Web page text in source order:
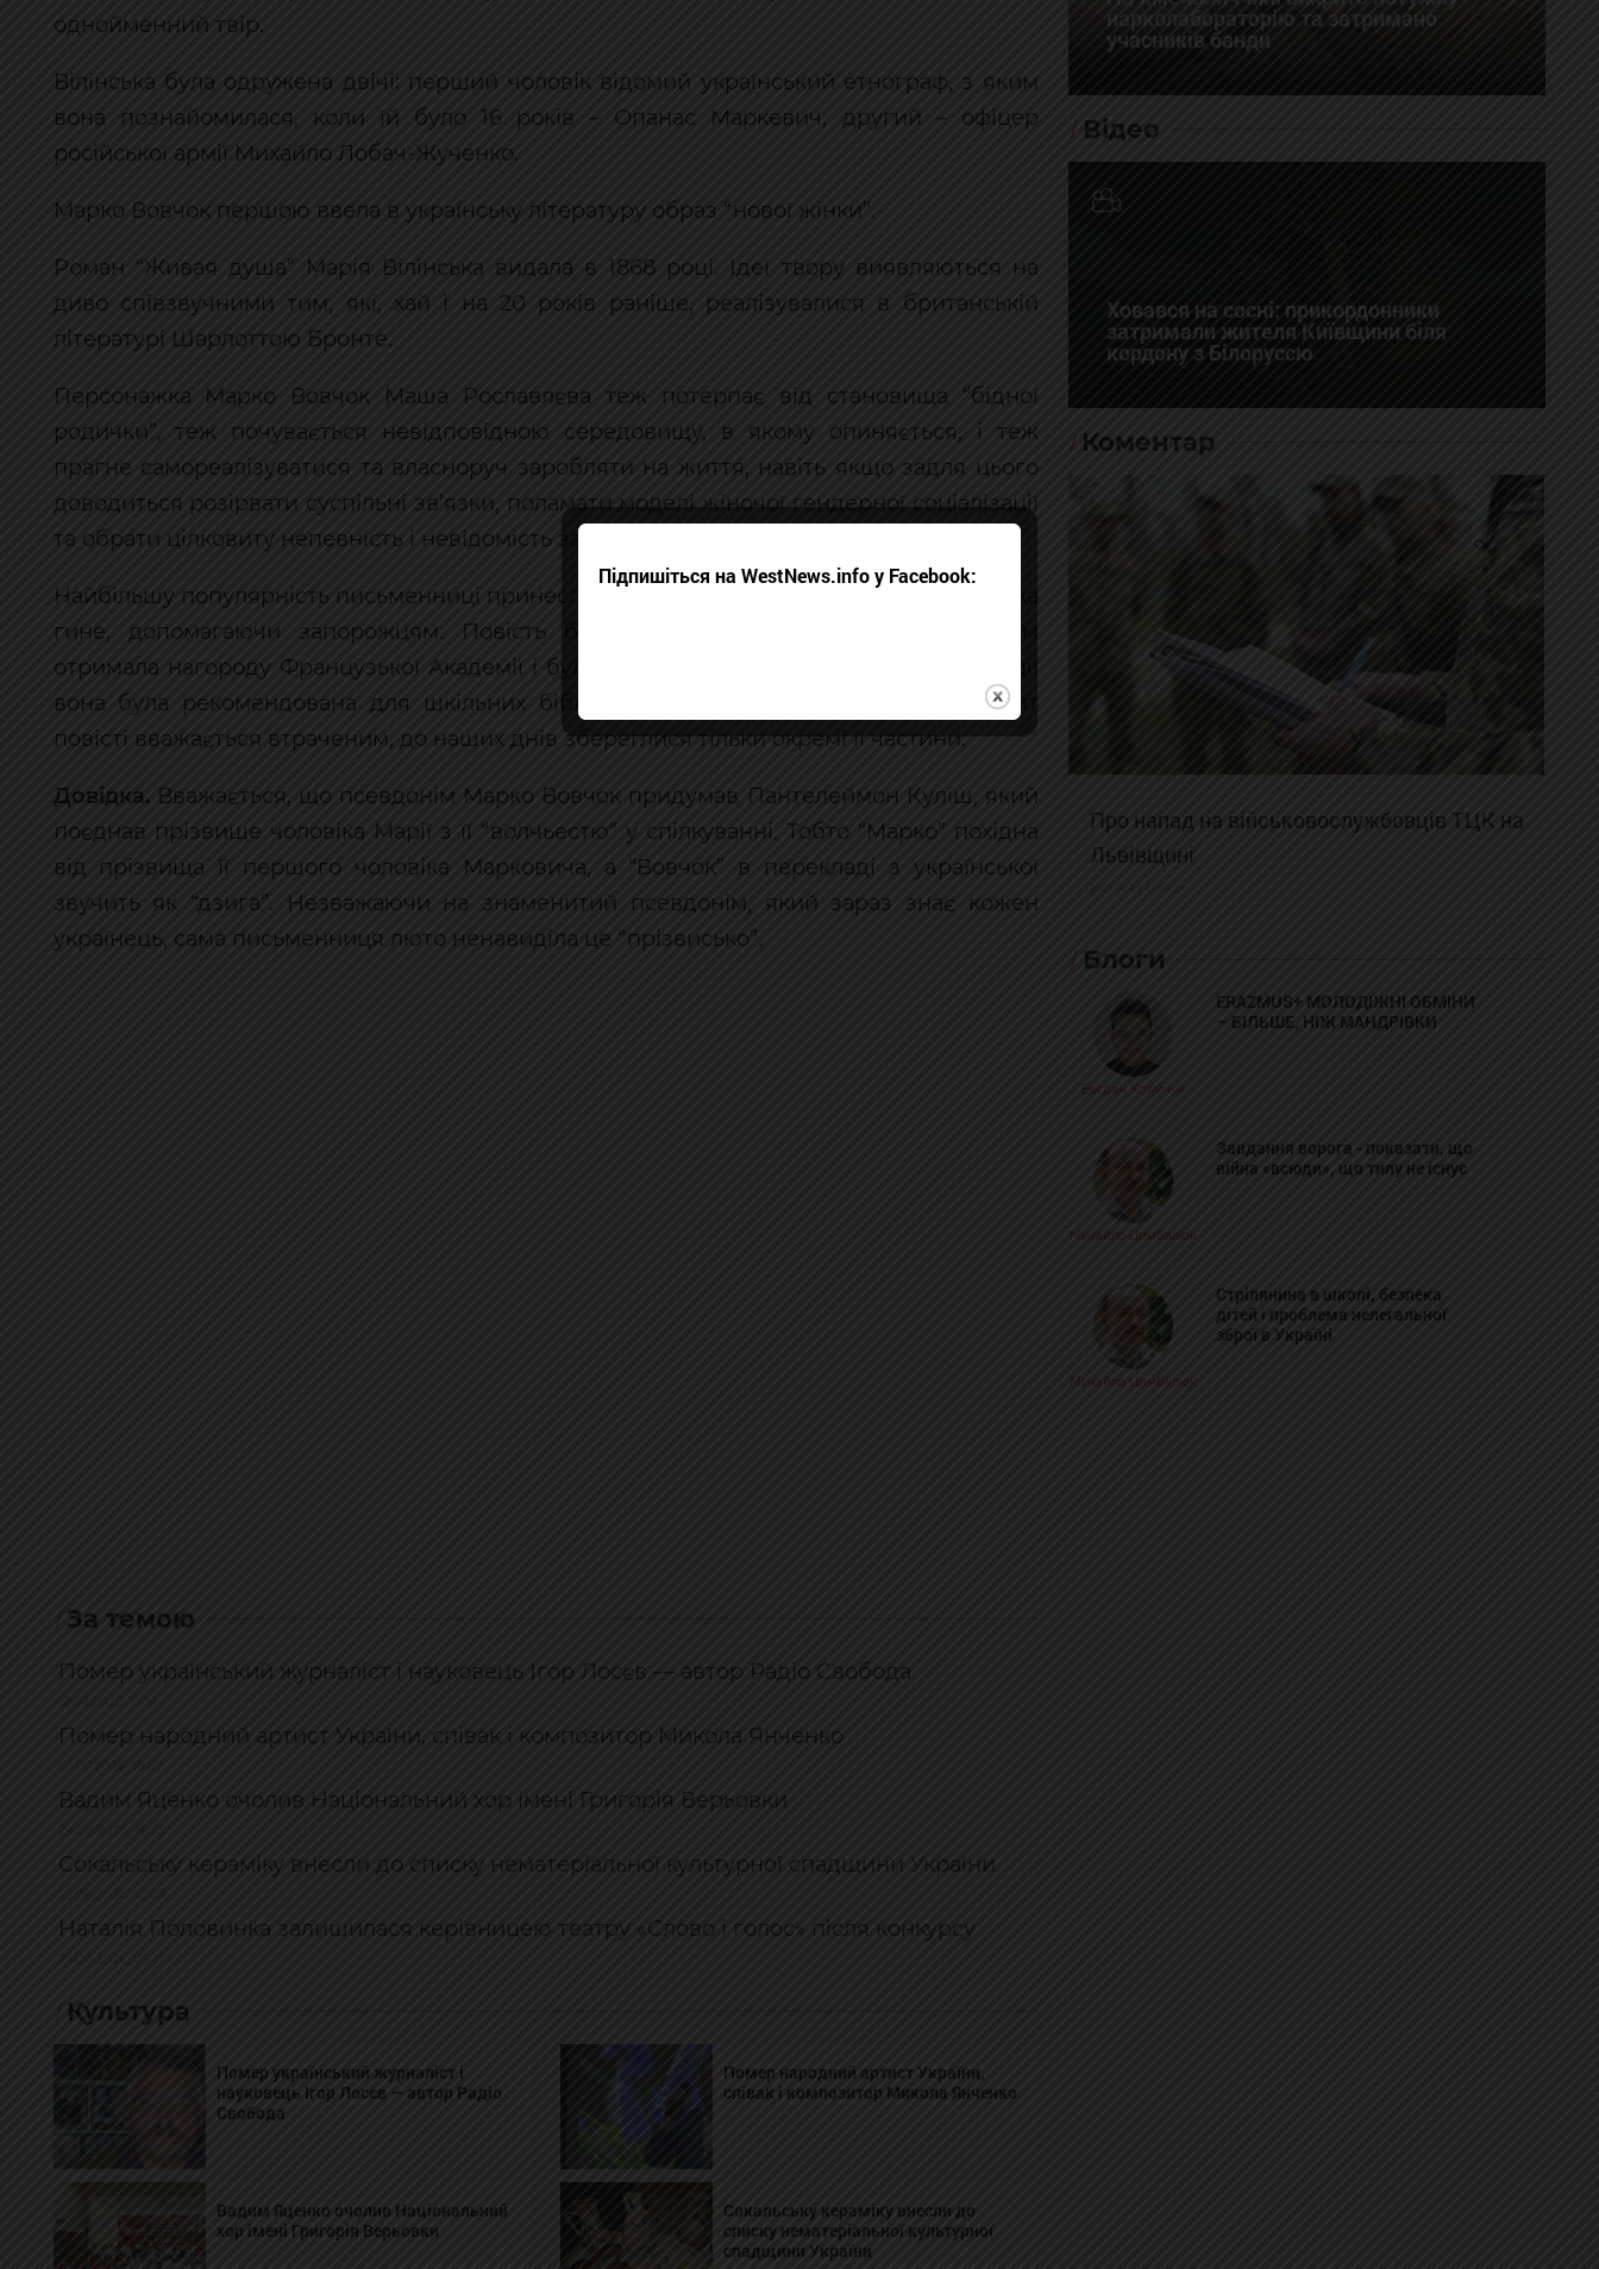
однойменний твір.
Вілінська була одружена двічі: перший чоловік відомий український етнограф, з яким
вона познайомилася, коли їй було 16 років – Опанас Маркевич, другий – офіцер
російської армії Михайло Лобач-Жученко.
Марко Вовчок першою ввела в українську літературу образ “нової жінки”.
Роман “Живая душа” Марія Вілінська видала в 1868 році. Ідеї твору виявляються на
диво співзвучними тим, які, хай і на 20 років раніше, реалізувалися в британській
літературі Шарлоттою Бронте.
Персонажка Марко Вовчок Маша Рославлєва теж потерпає від становища “бідної
родички”, теж почувається невідповідною середовищу, в якому опиняється, і теж
прагне самореалізуватися та власноруч заробляти на життя, навіть якщо задля цього
доводиться розірвати суспільні зв’язки, поламати моделі жіночої гендерної соціалізації
та обрати цілковиту непевність і невідомість замість забезпеченого життя.
Найбільшу популярність письменниці принесла повість “Маруся” – історія дівчинки, яка
гине, допомагаючи запорожцям. Повість була написана в 1860-х роках. Згодом
отримала нагороду Французької Академії і була перекладена на багато мов. У Франції
вона була рекомендована для шкільних бібліотек. На жаль, україномовний варіант
повісті вважається втраченим, до наших днів збереглися тільки окремі її частини.
Довідка.Вважається, що псевдонім Марко Вовчок придумав Пантелеймон Куліш, який
поєднав прізвище чоловіка Марії з її “волчьестю” у спілкуванні. Тобто “Марко” похідна
від прізвища її першого чоловіка Марковича, а “Вовчок” в перекладі з української
звучить як “дзига”. Незважаючи на знаменитий псевдонім, який зараз знає кожен
українець, сама письменниця люто ненавиділа це “прізвисько”.
За темою
Помер український журналіст і науковець Ігор Лосєв — автор Радіо Свобода
Помер народний артист України, співак і композитор Микола Янченко
Вадим Яценко очолив Національний хор імені Григорія Верьовки
Сокальську кераміку внесли до списку нематеріальної культурної спадщини України
Наталія Половинка залишилася керівницею театру «Слово і голос» після конкурсу
Культура
Помер український журналіст і
науковець Ігор Лосєв — автор Радіо
Свобода
Помер народний артист України,
співак і композитор Микола Янченко
Вадим Яценко очолив Національний
хор імені Григорія Верьовки
Сокальську кераміку внесли до
списку нематеріальної культурної
спадщини України
нарколабораторію та затримано
учасників банди
Відео
Ховався на сосні: прикордонники
затримали жителя Київщини біля
кордону з Білоруссю
Коментар
Про напад на військовослужбовців ТЦК на
Львівщині
Блоги
Богдан Козійчук
ERAZMUS+ МОЛОДІЖНІ ОБМІНИ
– БІЛЬШЕ, НІЖ МАНДРІВКИ
Михайло Цимбалюк
Завдання ворога - показати, що
війна «всюди», що тилу не існує
Михайло Цимбалюк
Стрілянина в школі, безпека
дітей і проблема нелегальної
зброї в Україні
Підпишіться на WestNews.info у Facebook: